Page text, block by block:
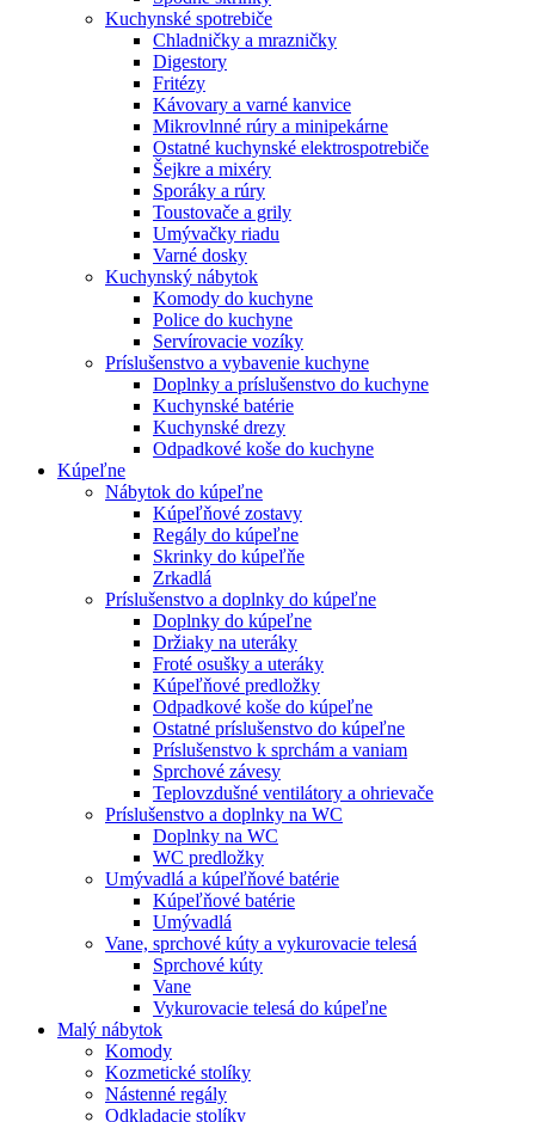
Kuchynské spotrebiče
Chladničky a mrazničky
Digestory
Fritézy
Kávovary a varné kanvice
Mikrovlnné rúry a minipekárne
Ostatné kuchynské elektrospotrebiče
Šejkre a mixéry
Sporáky a rúry
Toustovače a grily
Umývačky riadu
Varné dosky
Kuchynský nábytok
Komody do kuchyne
Police do kuchyne
Servírovacie vozíky
Príslušenstvo a vybavenie kuchyne
Doplnky a príslušenstvo do kuchyne
Kuchynské batérie
Kuchynské drezy
Odpadkové koše do kuchyne
Kúpeľne
Nábytok do kúpeľne
Kúpeľňové zostavy
Regály do kúpeľne
Skrinky do kúpeľňe
Zrkadlá
Príslušenstvo a doplnky do kúpeľne
Doplnky do kúpeľne
Držiaky na uteráky
Froté osušky a uteráky
Kúpeľňové predložky
Odpadkové koše do kúpeľne
Ostatné príslušenstvo do kúpeľne
Príslušenstvo k sprchám a vaniam
Sprchové závesy
Teplovzdušné ventilátory a ohrievače
Príslušenstvo a doplnky na WC
Doplnky na WC
WC predložky
Umývadlá a kúpeľňové batérie
Kúpeľňové batérie
Umývadlá
Vane, sprchové kúty a vykurovacie telesá
Sprchové kúty
Vane
Vykurovacie telesá do kúpeľne
Malý nábytok
Komody
Kozmetické stolíky
Nástenné regály
Odkladacie stolíky